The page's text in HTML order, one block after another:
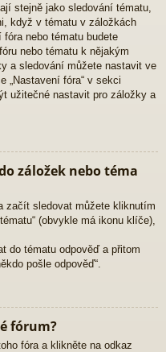
stejně jako sledování tématu,
když v tématu v záložkách
nebo tématu budete
nebo tématu k nějakým
a sledování můžete nastavit ve
„Nastavení fóra“ v sekci
užitečné nastavit pro záložky a
záložek nebo téma
začít sledovat můžete kliknutím
(obvykle má ikonu klíče),
do tématu odpověď a přitom
pošle odpověď“.
fórum?
fóra a klikněte na odkaz